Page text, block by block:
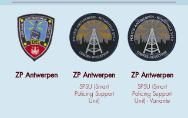
ZP Antwerpen ZP Antwerpen
SPSU (Smart
Policing Support
Unit)
ZP Antwerpen
SPSU (Smart
Policing Support
Unit) - Variante